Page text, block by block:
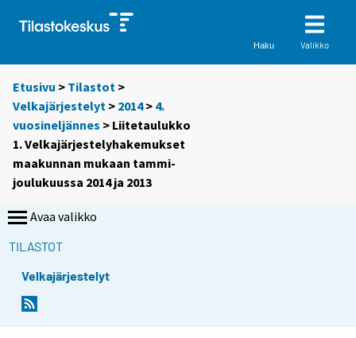
Haku Valikko
Etusivu > Tilastot >
Velkajärjestelyt > 2014> 4.
vuosineljännes > Liitetaulukko
1. Velkajärjestelyhakemukset
maakunnan mukaan tammi-
joulukuussa 2014 ja 2013
Avaa valikko
TILASTOT
Velkajärjestelyt